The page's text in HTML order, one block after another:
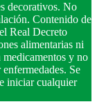
decorativos. No
Contenido de
Real Decreto
alimentarias ni
y no
Se
iniciar cualquier